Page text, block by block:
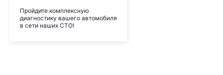
Пройдите комплексную
диагностику вашего автомобиля
в сети наших СТО!